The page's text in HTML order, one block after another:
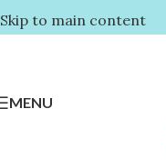
Skip to main content
MENU